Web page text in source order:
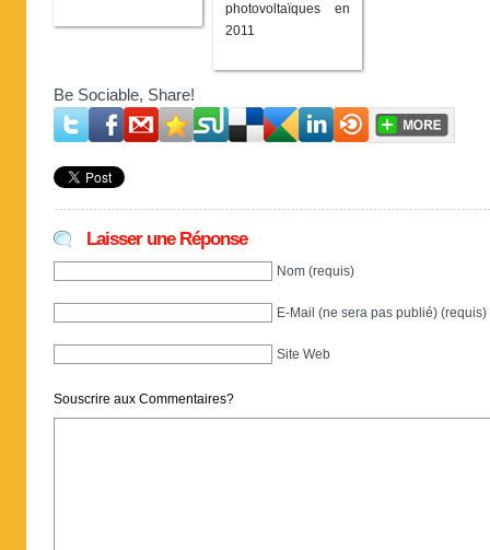
photovoltaïques en
2011
Be Sociable, Share!
Laisser une Réponse
Nom (requis)
E-Mail (ne sera pas publié) (requis)
Site Web
Souscrire aux Commentaires?